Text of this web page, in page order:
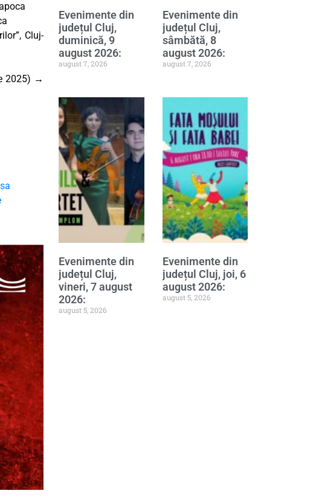
Cluj-
2025) →
Evenimente din
județul Cluj,
duminică, 9
august 2026:
august 7, 2026
Evenimente din
județul Cluj,
sâmbătă, 8
august 2026:
august 7, 2026
Evenimente din
județul Cluj,
vineri, 7 august
2026:
august 5, 2026
Evenimente din
județul Cluj, joi, 6
august 2026:
august 5, 2026